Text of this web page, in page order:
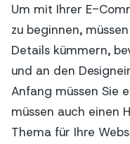
Um mit Ihrer E-
zu beginnen,
Details kümmern,
und an den
Anfang müssen Sie
müssen auch einen
Thema für Ihre